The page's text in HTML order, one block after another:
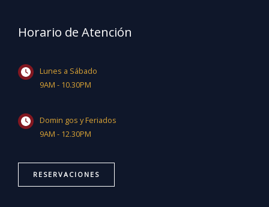
Horario de Atención
Lunes a Sábado
9AM - 10.30PM
Domin gos y Feriados
9AM - 12.30PM
RESERVACIONES